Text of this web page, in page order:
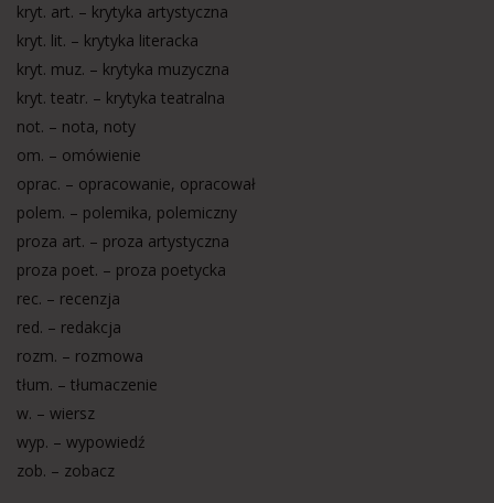
kryt. art. – krytyka artystyczna
kryt. lit. – krytyka literacka
kryt. muz. – krytyka muzyczna
kryt. teatr. – krytyka teatralna
not. – nota, noty
om. – omówienie
oprac. – opracowanie, opracował
polem. – polemika, polemiczny
proza art. – proza artystyczna
proza poet. – proza poetycka
rec. – recenzja
red. – redakcja
rozm. – rozmowa
tłum. – tłumaczenie
w. – wiersz
wyp. – wypowiedź
zob. – zobacz